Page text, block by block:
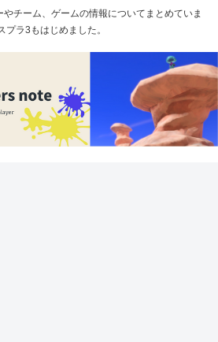
チーム、ゲームの情報についてまとめていま
プラ3もはじめました。